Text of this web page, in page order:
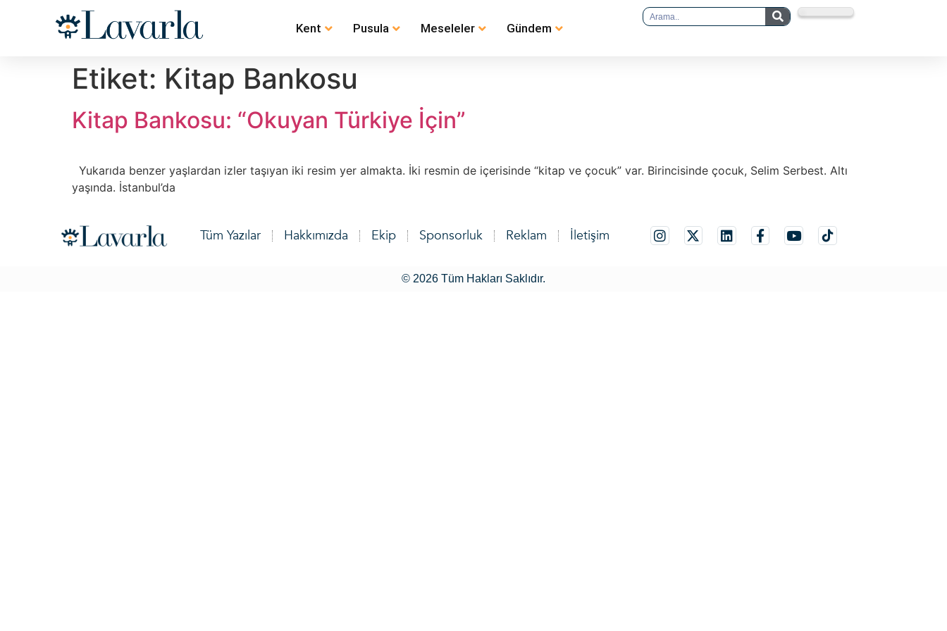
Kent Pusula Meseleler Gündem
Etiket: Kitap Bankosu
Kitap Bankosu: “Okuyan Türkiye İçin”
Yukarıda benzer yaşlardan izler taşıyan iki resim yer almakta. İki resmin de içerisinde “kitap ve çocuk” var. Birincisinde çocuk, Selim Serbest. Altı
yaşında. İstanbul’da
Tüm Yazılar Hakkımızda Ekip Sponsorluk Reklam İletişim
© 2026 Tüm Hakları Saklıdır.